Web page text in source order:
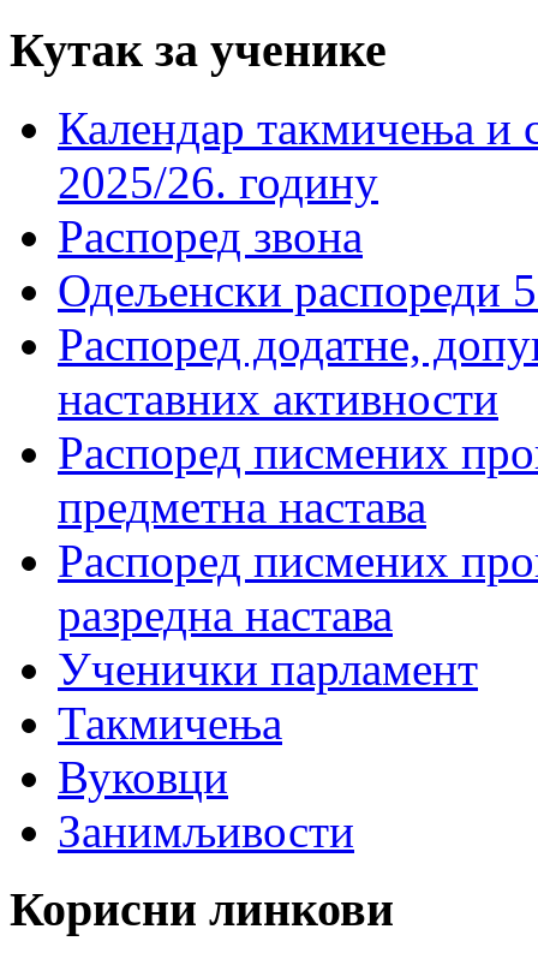
Кутак за ученике
Календар такмичења
2025/26. годину
Распоред звона
Одељенски распореди
Распоред додатне,
наставних активности
Распоред писмених
предметна настава
Распоред писмених
разредна настава
Ученички парламент
Такмичења
Вуковци
Занимљивости
Корисни линкови